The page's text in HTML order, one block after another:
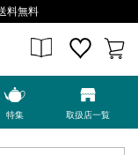
料無料
特集 取扱店一覧